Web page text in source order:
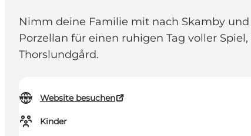
Nimm deine Familie mit nach Skamby
Porzellan für einen ruhigen Tag voller
Thorslundgård.
Website besuchen
Kinder